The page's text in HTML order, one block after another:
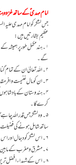
امام مہدی ؑکے ساتھ غزوہ
جس لشکر کو امام مہدی
عظیم بشارتیں ہیں:
۱۔ ہند مکمل طور پر
گے۔
۲۔ اللہ تعالیٰ ان کے تمام گناہوں کی مغفرت فرما دے گا۔
۳۔ ان کو مال غنیمت وافر مقدار میں ملے گا جس سے وہ بیت المقدس کو مزین کریں گے۔
۴۔ ہندوستان کے
کرے گا۔
۵۔ وہ لشکر جس قدر اللہ
ساتھ شامل ہونے کی
۶۔اس لشکر کو دجال اور اس کے گروہ سے لڑنے کی فضیلت حاصل ہوگی۔
۷۔مشرق و مغرب کے مابین جو کچھ ہے، وہ فتح ہوگا اور لیظھرہ علی الدین کلہ کا وعدہ پورا ہوگا۔
۸۔اس کے شہداء افضل